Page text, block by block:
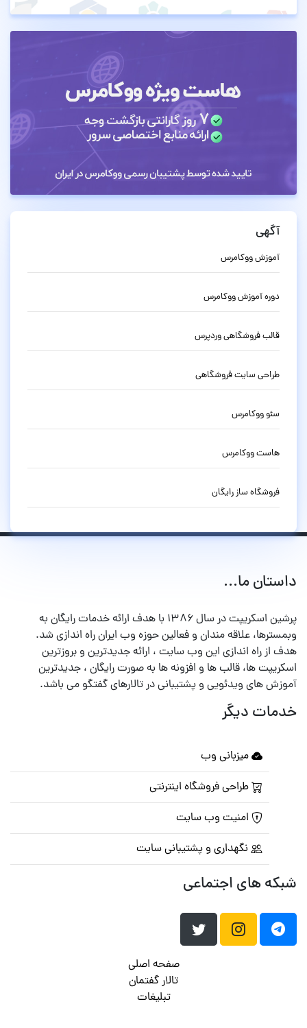
آگهی
آموزش ووکامرس
دوره آموزش ووکامرس
قالب فروشگاهی وردپرس
طراحی سایت فروشگاهی
سئو ووکامرس
هاست ووکامرس
فروشگاه ساز رایگان
داستان ما...
پرشین اسکریپت در سال ۱۳۸۶ با هدف ارائه خدمات رایگان به
وبمسترها، علاقه مندان و فعالین حوزه وب ایران راه اندازی شد.
هدف از راه اندازی این وب سایت ، ارائه جدیدترین و بروزترین
اسکریپت ها، قالب ها و افزونه ها به صورت رایگان ، جدیدترین
آموزش های ویدئویی و پشتیبانی در تالارهای گفتگو می باشد.
خدمات دیگر
میزبانی وب
طراحی فروشگاه اینترنتی
امنیت وب سایت
نگهداری و پشتیبانی سایت
شبکه های اجتماعی
صفحه اصلی
تالار گفتمان
تبلیغات